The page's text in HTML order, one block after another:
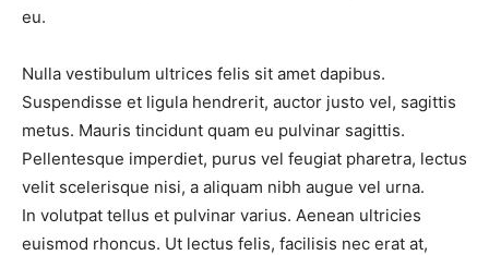
eu.
Nulla vestibulum ultrices felis sit amet dapibus.
Suspendisse et ligula hendrerit, auctor justo vel, sagittis
metus. Mauris tincidunt quam eu pulvinar sagittis.
Pellentesque imperdiet, purus vel feugiat pharetra, lectus
velit scelerisque nisi, a aliquam nibh augue vel urna.
In volutpat tellus et pulvinar varius. Aenean ultricies
euismod rhoncus. Ut lectus felis, facilisis nec erat at,